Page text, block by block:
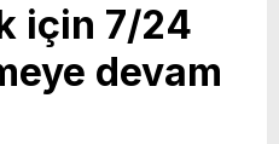
için 7/24
devam